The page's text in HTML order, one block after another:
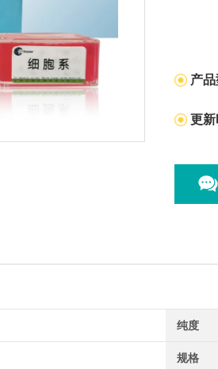
产品
更新
纯度
规格